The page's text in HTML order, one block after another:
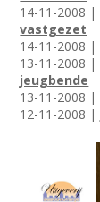
14-11-2008 |
vastgezet
14-11-2008 |
13-11-2008 |
jeugbende
13-11-2008 |
12-11-2008 |